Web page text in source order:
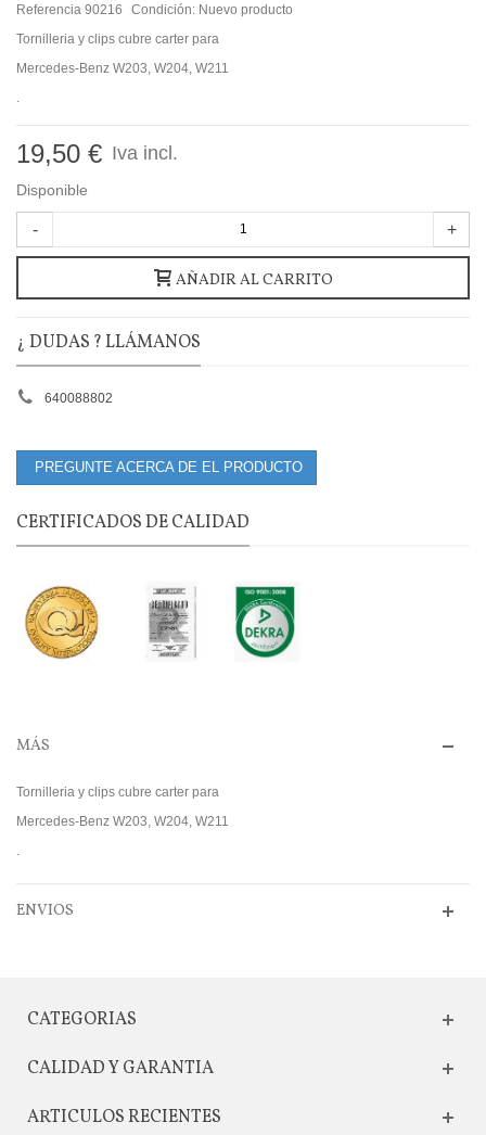
Referencia 90216 Condición: Nuevo producto
Tornilleria y clips cubre carter para
Mercedes-Benz W203, W204, W211
.
19,50 € Iva incl.
Disponible
- +
AÑADIR AL CARRITO
¿ DUDAS ? LLÁMANOS
640088802
PREGUNTE ACERCA DE EL PRODUCTO
CERTIFICADOS DE CALIDAD
MÁS
Tornilleria y clips cubre carter para
Mercedes-Benz W203, W204, W211
.
ENVIOS
CATEGORIAS
CALIDAD Y GARANTIA
ARTICULOS RECIENTES